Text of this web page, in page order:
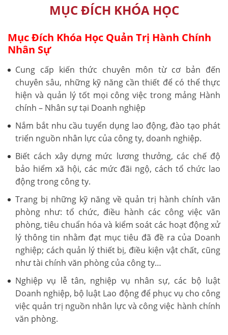
MỤC ĐÍCH KHÓA HỌC
Mục Đích Khóa Học Quản Trị Hành Chính
Nhân Sự
Cung cấp kiến thức chuyên môn từ cơ bản đến
chuyên sâu, những kỹ năng cần thiết để có thể thực
hiện và quản lý tốt mọi công việc trong mảng Hành
chính – Nhân sự tại Doanh nghiệp
Nắm bắt nhu cầu tuyển dụng lao động, đào tạo phát
triển nguồn nhân lực của công ty, doanh nghiệp.
Biết cách xây dựng mức lương thưởng, các chế độ
bảo hiểm xã hội, các mức đãi ngộ, cách tổ chức lao
động trong công ty.
Trang bị những kỹ năng về quản trị hành chính văn
phòng như: tổ chức, điều hành các công việc văn
phòng, tiêu chuẩn hóa và kiểm soát các hoạt động xử
lý thông tin nhằm đạt mục tiêu đã đề ra của Doanh
nghiệp; cách quản lý thiết bị, điều kiện vật chất, cũng
như tài chính văn phòng của công ty…
Nghiệp vụ lễ tân, nghiệp vụ nhân sự, các bộ luật
Doanh nghiệp, bộ luật Lao động để phục vụ cho công
việc quản trị nguồn nhân lực và công việc hành chính
văn phòng.